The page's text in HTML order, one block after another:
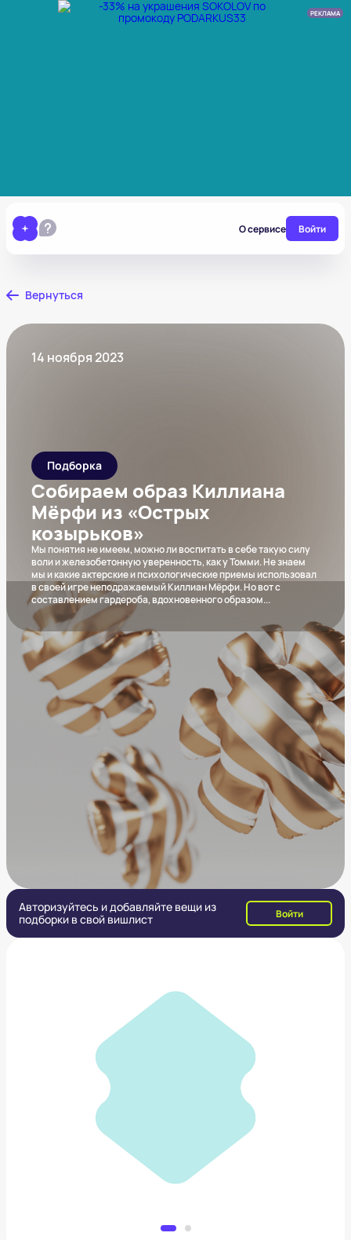
РЕКЛАМА
О сервисе Войти
Вернуться
14 ноября 2023
Подборка
Собираем образ Киллиана
Мёрфи из «Острых
козырьков»‎
Мы понятия не имеем, можно ли воспитать в себе такую силу
воли и железобетонную уверенность, как у Томми‎. Не знаем
мы и какие актерские и психологические приемы использовал
в своей игре неподражаемый Киллиан Мёрфи. Но вот с
составлением гардероба, вдохновенного образом...
Авторизуйтесь и добавляйте вещи из
подборки в свой вишлист
Войти